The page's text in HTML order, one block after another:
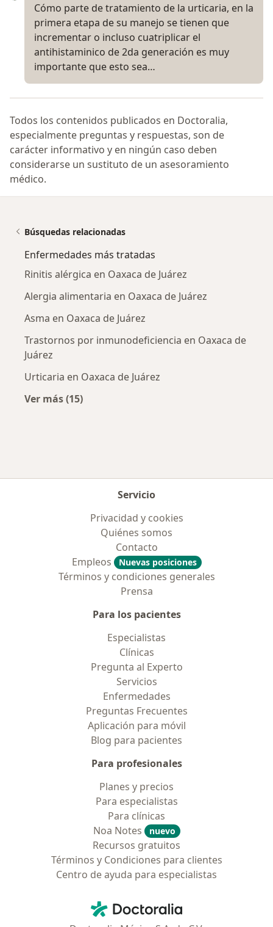
Cómo parte de tratamiento de la urticaria, en la
primera etapa de su manejo se tienen que
incrementar o incluso cuatriplicar el
antihistaminico de 2da generación es muy
importante que esto sea…
Todos los contenidos publicados en Doctoralia,
especialmente preguntas y respuestas, son de
carácter informativo y en ningún caso deben
considerarse un sustituto de un asesoramiento
médico.
Búsquedas relacionadas
Enfermedades más tratadas
Rinitis alérgica en Oaxaca de Juárez
Alergia alimentaria en Oaxaca de Juárez
Asma en Oaxaca de Juárez
Trastornos por inmunodeficiencia en Oaxaca de
Juárez
Urticaria en Oaxaca de Juárez
Ver más (15)
Servicio
Privacidad y cookies
Quiénes somos
Contacto
Empleos
Nuevas posiciones
Términos y condiciones generales
Prensa
Para los pacientes
Especialistas
Clínicas
Pregunta al Experto
Servicios
Enfermedades
Preguntas Frecuentes
Aplicación para móvil
Blog para pacientes
Para profesionales
Planes y precios
Para especialistas
Para clínicas
Noa Notes
nuevo
Recursos gratuitos
Términos y Condiciones para clientes
Centro de ayuda para especialistas
Doctoralia - Página de inicio